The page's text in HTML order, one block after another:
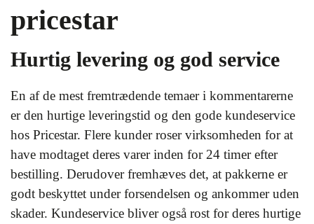
pricestar
Hurtig levering og god service
En af de mest fremtrædende temaer i kommentarerne
er den hurtige leveringstid og den gode kundeservice
hos Pricestar. Flere kunder roser virksomheden for at
have modtaget deres varer inden for 24 timer efter
bestilling. Derudover fremhæves det, at pakkerne er
godt beskyttet under forsendelsen og ankommer uden
skader. Kundeservice bliver også rost for deres hurtige